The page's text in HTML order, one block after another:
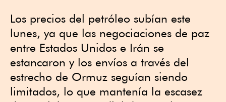
⁠Los precios del petróleo subían este
lunes, ya que las negociaciones de paz
⁠entre Estados Unidos e Irán se
estancaron y los envíos a través del
estrecho de Ormuz seguían siendo
limitados, ‌lo que mantenía la escasez